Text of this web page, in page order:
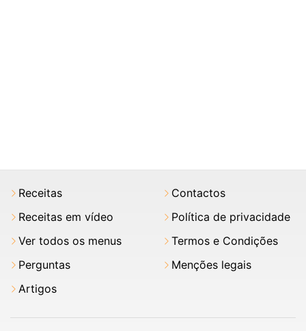
Receitas
Receitas em vídeo
Ver todos os menus
Perguntas
Artigos
Contactos
Política de privacidade
Termos e Condições
Menções legais